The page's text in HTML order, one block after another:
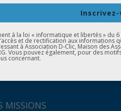
MISSIONS
Inscrivez-
à la loi « informatique et libertés » du
et de rectification aux informations
à Association D-Clic, Maison des
Vous pouvez également, pour des
concernant.